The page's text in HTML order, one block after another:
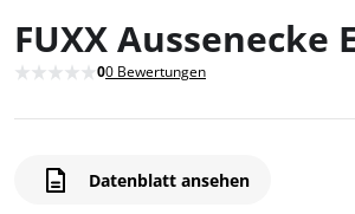
FUXX Aussenecke
00 Bewertungen
Datenblatt ansehen